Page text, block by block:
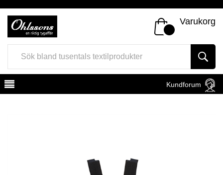
Varukorg
Kundforum